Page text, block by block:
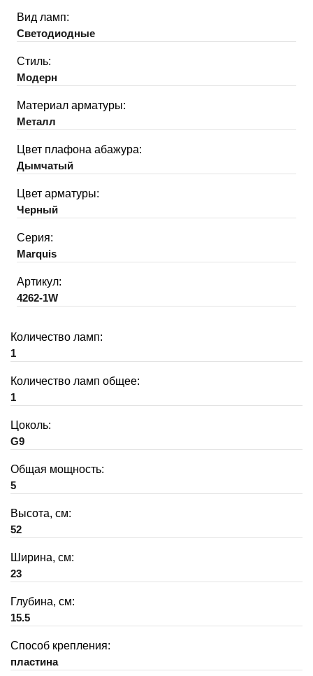
Вид ламп:
Светодиодные
Стиль:
Модерн
Материал арматуры:
Металл
Цвет плафона абажура:
Дымчатый
Цвет арматуры:
Черный
Серия:
Marquis
Артикул:
4262-1W
Количество ламп:
1
Количество ламп общее:
1
Цоколь:
G9
Общая мощность:
5
Высота, см:
52
Ширина, см:
23
Глубина, см:
15.5
Способ крепления:
пластина